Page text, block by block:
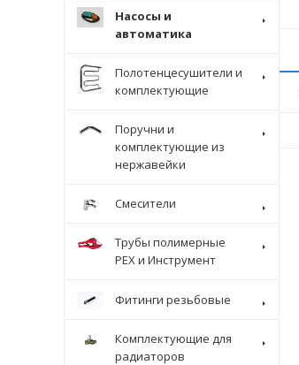
Насосы и
автоматика
Полотенцесушители и
комплектующие
Поручни и
комплектующие из
нержавейки
Смесители
Трубы полимерные
PEX и Инструмент
Фитинги резьбовые
Комплектующие для
радиаторов